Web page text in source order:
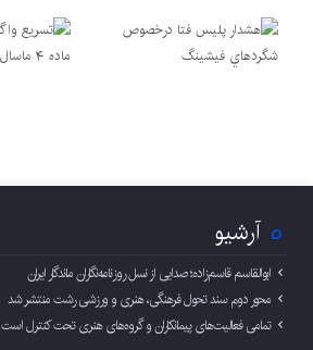
آرشیو
ابوالقاسم قاسم‌زاده؛ صدایی از نسل روزنامه‌نگاران ماندگار ایران
محور دوم سند تحول فرهنگی، هنری و ورزشی رشت منتشر شد
تمامی فعالیت‌های پیمانکاران و گروه‌های هنری تحت کنترل است